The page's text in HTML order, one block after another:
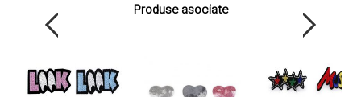
Produse asociate